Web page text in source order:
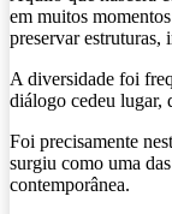
em muitos
preservar estruturas,
A diversidade foi
diálogo cedeu lugar,
Foi precisamente
surgiu como uma
contemporânea.